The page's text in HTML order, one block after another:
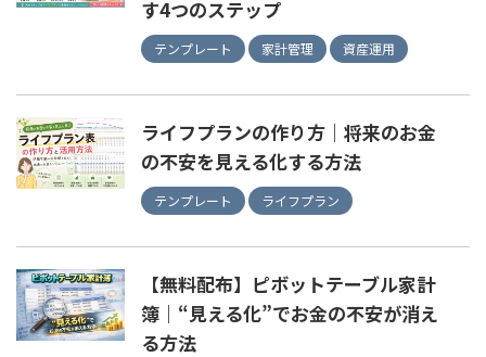
す4つのステップ
テンプレート 家計管理 資産運用
ライフプランの作り方｜将来のお金
の不安を見える化する方法
テンプレート ライフプラン
【無料配布】ピボットテーブル家計
簿｜“見える化”でお金の不安が消え
る方法